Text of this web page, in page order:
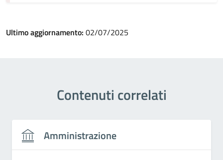
Ultimo aggiornamento: 02/07/2025
Contenuti correlati
Amministrazione